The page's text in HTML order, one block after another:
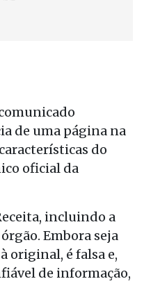
de uma página na
do
oficial da
incluindo a
Embora seja
original, é falsa e,
de informação,